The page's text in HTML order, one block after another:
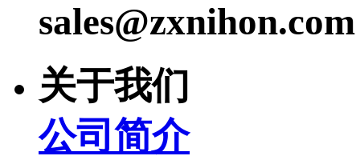
sales@zxnihon.com
关于我们
公司简介